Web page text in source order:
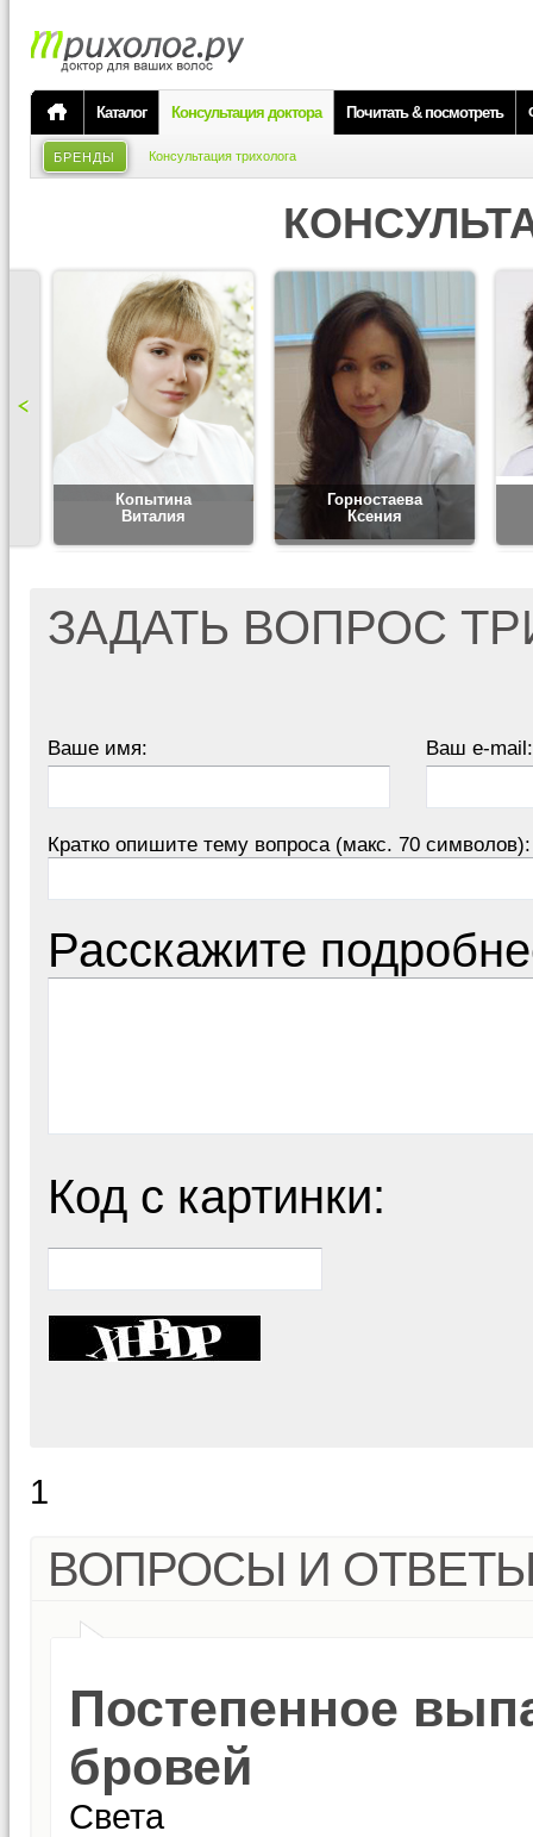
Каталог Консультация доктора Почитать & посмотреть
БРЕНДЫ Консультация трихолога
Копытина
Виталия
Горностаева
Ксения
ЗАДАТЬ ВОПРОС
Ваше имя: Ваш e-mail:
Кратко опишите тему вопроса (макс. 70 символов):
Расскажите
Код с картинки:
1
ВОПРОСЫ И
Постепенное
бровей
Света